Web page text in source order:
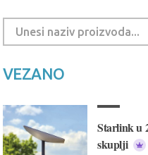
VEZANO
Starlink u
skuplji